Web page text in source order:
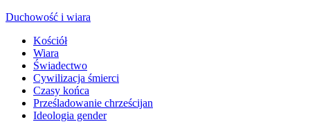
Duchowość i wiara
Kościół
Wiara
Świadectwo
Cywilizacja śmierci
Czasy końca
Prześladowanie chrześcijan
Ideologia gender